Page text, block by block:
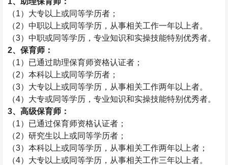
（1）大专以上或同等学历者；
（2）中职以上或同等学历，从事相关工作一年以上者。
（3）中职或同等学历，专业知识和实操技能特别优秀者。
2、保育师：
（1）已通过助理保育师资格认证者；
（2）本科以上或同等学历者；
（3）大专以上或同等学历，从事相关工作两年以上者。
（4）大专或同等学历，专业知识和实操技能特别优秀者。
3、高级保育师：
（1）已通过保育师资格认证者；
（2）研究生以上或同等学历者；
（3）本科以上或同等学历，从事相关工作两年以上者；
（4）大专以上或同等学历，从事相关工作三年以上者。